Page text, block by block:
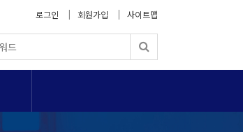
로그인 회원가입 사이트맵